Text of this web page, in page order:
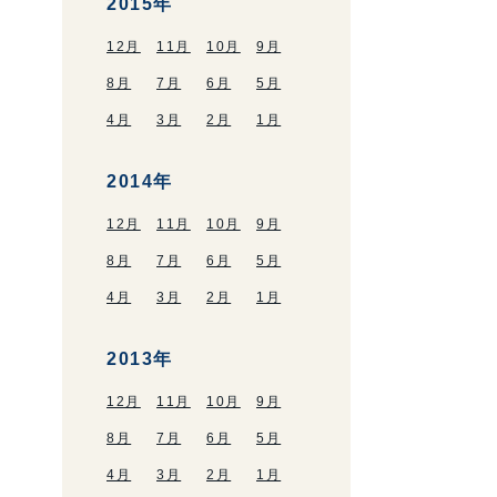
12月 11月 10月 9月
8月 7月 6月 5月
4月 3月 2月 1月
2014年
12月 11月 10月 9月
8月 7月 6月 5月
4月 3月 2月 1月
2013年
12月 11月 10月 9月
8月 7月 6月 5月
4月 3月 2月 1月